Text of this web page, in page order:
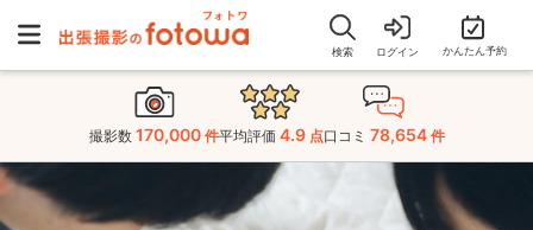
検索 ログイン かんたん予約
撮影数 170,000 件平均評価 4.9 点口コミ 78,654 件